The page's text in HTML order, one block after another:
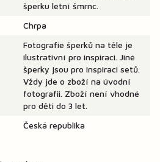
šperku letní šmrnc.
Chrpa
Fotografie šperků na těle je
ilustrativní pro inspiraci. Jiné
šperky jsou pro inspiraci setů.
Vždy jde o zboží na úvodní
fotografii. Zboží není vhodné
pro děti do 3 let.
Česká republika